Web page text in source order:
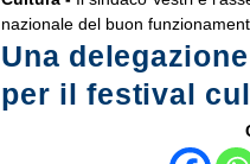
nazionale del buon
Una
per il festival